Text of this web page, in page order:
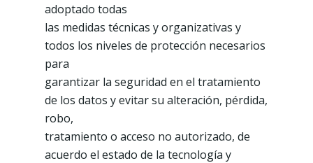
adoptado todas
las medidas técnicas y organizativas y
todos los niveles de protección necesarios
para
garantizar la seguridad en el tratamiento
de los datos y evitar su alteración, pérdida,
robo,
tratamiento o acceso no autorizado, de
acuerdo el estado de la tecnología y